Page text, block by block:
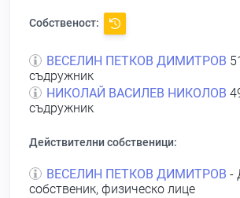
Собственост:
ВЕСЕЛИН ПЕТКОВ ДИМИТРОВ
съдружник
НИКОЛАЙ ВАСИЛЕВ НИКОЛОВ
съдружник
Действителни собственици:
ВЕСЕЛИН ПЕТКОВ ДИМИТРОВ -
собственик, физическо лице